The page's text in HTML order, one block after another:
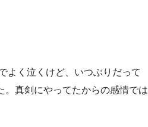
よく泣くけど、いつぶりだって
。真剣にやってたからの感情では